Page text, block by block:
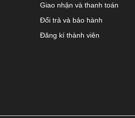
Giao nhận và thanh toán
Đổi trả và bảo hành
Đăng kí thành viên